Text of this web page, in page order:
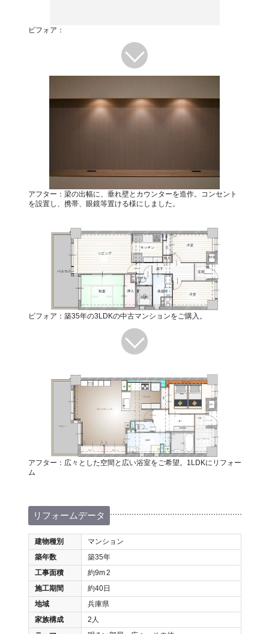
ビフォア：
アフター：梁の出幅に、垂れ壁とカウンターを造作。コンセント
を設置し、携帯、眼鏡等置ける様にしました。
ビフォア：築35年の3LDKの中古マンションをご購入。
アフター：広々とした空間と広い浴室をご希望。1LDKにリフォー
ム
リフォームデータ
建物種別
マンション
築年数
築35年
工事面積
約9m2
施工期間
約40日
地域
兵庫県
家族構成
2人